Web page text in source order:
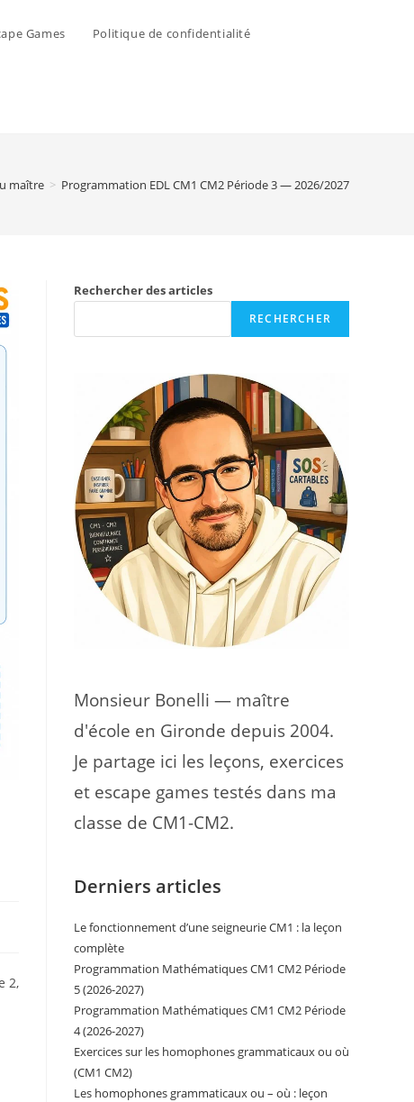
Games Politique de confidentialité
maître > Programmation EDL CM1 CM2 Période 3 — 2026/2027
2,
Rechercher des articles
RECHERCHER
Monsieur Bonelli — maître
d'école en Gironde depuis 2004.
Je partage ici les leçons, exercices
et escape games testés dans ma
classe de CM1-CM2.
Derniers articles
Le fonctionnement d’une seigneurie CM1 : la leçon
complète
Programmation Mathématiques CM1 CM2 Période
5 (2026-2027)
Programmation Mathématiques CM1 CM2 Période
4 (2026-2027)
Exercices sur les homophones grammaticaux ou où
(CM1 CM2)
Les homophones grammaticaux ou – où : leçon